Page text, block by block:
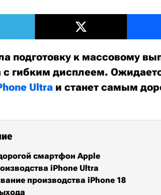
подготовку к массовому
с гибким дисплеем.
Ultra и станет самым
смартфон Apple
iPhone Ultra
производства iPhone 18